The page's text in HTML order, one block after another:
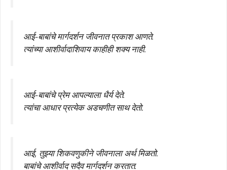
आई-बाबांचे मार्गदर्शन जीवनात प्रकाश आणते.
त्यांच्या आशीर्वादाशिवाय काहीही शक्य नाही.
आई-बाबांचे प्रेम आपल्याला धैर्य देते.
त्यांचा आधार प्रत्येक अडचणीत साथ देतो.
आई, तुझ्या शिकवणुकीने जीवनाला अर्थ मिळतो.
बाबांचे आशीर्वाद सदैव मार्गदर्शन करतात.